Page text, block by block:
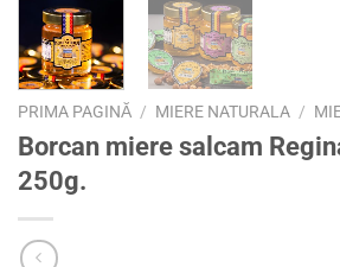
PRIMA PAGINĂ / MIERE NATURALA /
Borcan miere salcam
250g.